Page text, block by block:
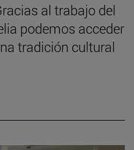
al trabajo del
podemos acceder
tradición cultural